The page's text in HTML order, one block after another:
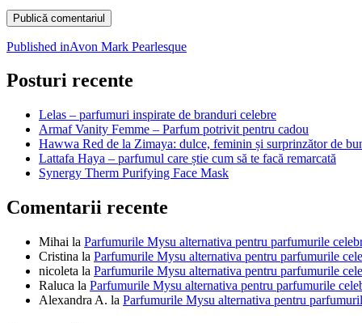
Navigare
în
articole
Published inAvon Mark Pearlesque
Posturi recente
Lelas – parfumuri inspirate de branduri celebre
Armaf Vanity Femme – Parfum potrivit pentru cadou
Hawwa Red de la Zimaya: dulce, feminin și surprinzător de
Lattafa Haya – parfumul care știe cum să te facă remarcată
Synergy Therm Purifying Face Mask
Comentarii recente
Mihai la Parfumurile Mysu alternativa pentru parfumurile
Cristina la Parfumurile Mysu alternativa pentru parfumurile
nicoleta la Parfumurile Mysu alternativa pentru parfumurile
Raluca la Parfumurile Mysu alternativa pentru parfumurile
Alexandra A. la Parfumurile Mysu alternativa pentru